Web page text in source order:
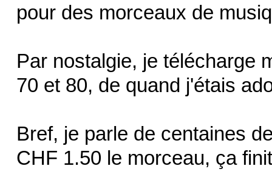
pour des morceaux de
Par nostalgie, je télécharge
70 et 80, de quand j'étais
Bref, je parle de centaines
CHF 1.50 le morceau, ça